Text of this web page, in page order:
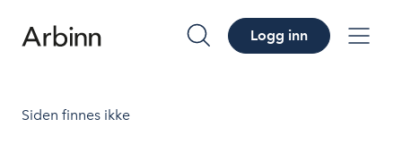
søk Logg inn
Siden finnes ikke